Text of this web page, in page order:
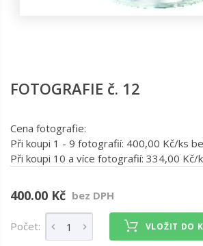
FOTOGRAFIE č. 12
Cena fotografie:
Při koupi 1 - 9 fotografií: 400,00 Kč/ks
Při koupi 10 a více fotografií: 334,00 Kč/
400.00 Kč bez DPH
Počet: VLOŽIT DO